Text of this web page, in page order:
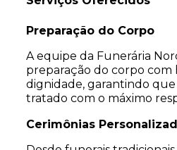
Preparação do Corpo
A equipe da Funerária
preparação do corpo com
dignidade, garantindo que
tratado com o máximo
Cerimônias